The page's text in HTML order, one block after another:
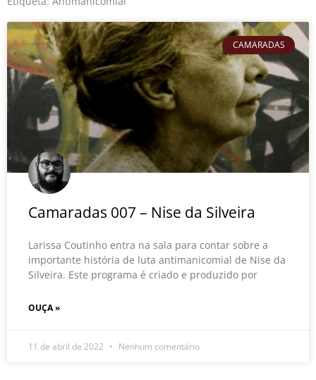
CAMARADAS
Camaradas 007 – Nise da Silveira
Larissa Coutinho entra na sala para contar sobre a
importante história de luta antimanicomial de Nise da
Silveira. Este programa é criado e produzido por
OUÇA »
11 de abril de 2022 Nenhum comentário